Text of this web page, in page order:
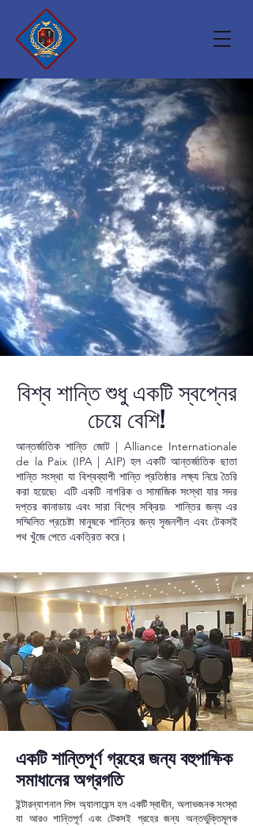
বিশ্ব শান্তি শুধু একটি স্বপ্নের
চেয়ে বেশি!
আন্তর্জাতিক শান্তি জোট | Alliance Internationale
de la Paix (IPA | AIP) হল একটি আন্তর্জাতিক ছাতা
শান্তি সংস্থা যা বিশ্বব্যাপী শান্তি প্রতিষ্ঠার লক্ষ্য নিয়ে তৈরি
করা হয়েছে৷ এটি একটি নাগরিক ও সামাজিক সংস্থা যার সদর
দপ্তর কানাডায় এবং সারা বিশ্বে সক্রিয়৷ শান্তির জন্য এর
সম্মিলিত প্রচেষ্টা মানুষকে শান্তির জন্য সৃজনশীল এবং টেকসই
পথ খুঁজে পেতে একত্রিত করে।
একটি শান্তিপূর্ণ গ্রহের জন্য বহুপাক্ষিক
সমাধানের অগ্রগতি
ইন্টারন্যাশনাল পিস অ্যালায়েন্স হল একটি স্বাধীন, অলাভজনক সংস্থা
যা আরও শান্তিপূর্ণ এবং টেকসই গ্রহের জন্য অন্তর্ভুক্তিমূলক